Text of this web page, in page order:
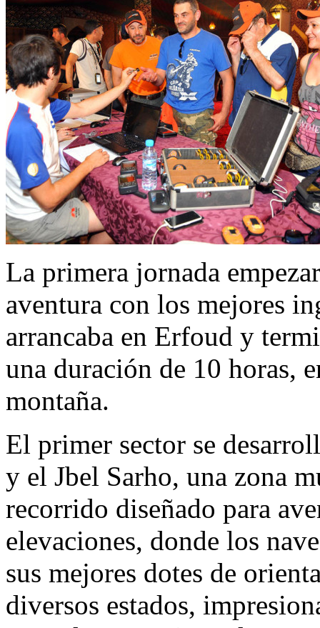
La primera jornada
aventura con los mejores
arrancaba en Erfoud y
una duración de 10 horas,
montaña.
El primer sector se
y el Jbel Sarho, una zona
recorrido diseñado para
elevaciones, donde los
sus mejores dotes de
diversos estados,